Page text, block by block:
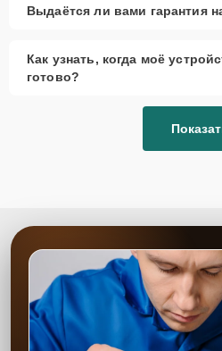
Выдаётся ли вами гарантия
Как узнать, когда моё
готово?